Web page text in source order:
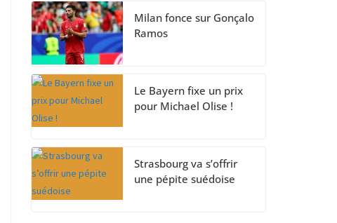
Milan fonce sur Gonçalo
Ramos
Le Bayern fixe un prix
pour Michael Olise !
Strasbourg va s’offrir
une pépite suédoise